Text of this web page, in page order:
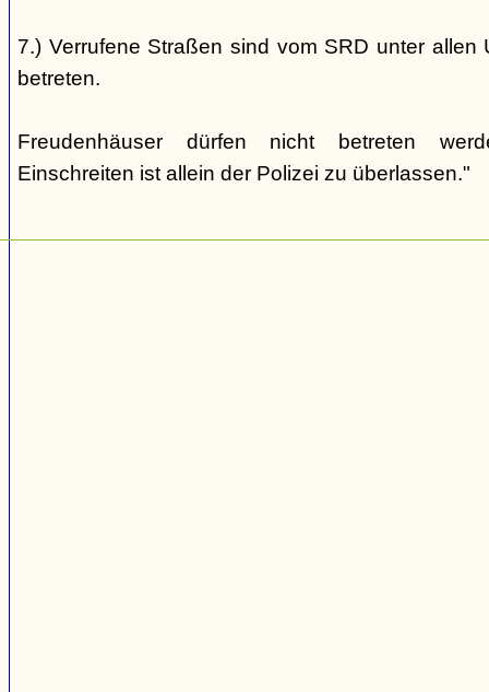
7.) Verrufene Straßen sind vom SRD unter allen
betreten.
Freudenhäuser dürfen nicht betreten
Einschreiten ist allein der Polizei zu überlassen."